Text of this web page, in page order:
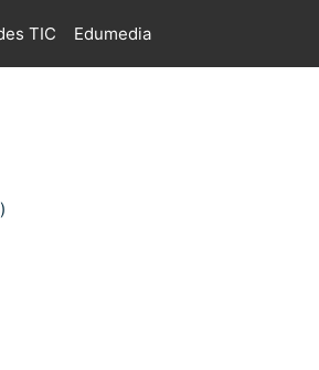
TIC Edumedia